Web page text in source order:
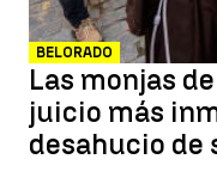
BELORADO
Las monjas
juicio más
desahucio de